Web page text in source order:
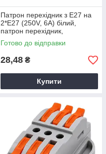
Патрон перехідник з E27 на
2*E27 (250V, 6A) білий,
патрон перехідник,
розгалужувач для лампи
Готово до відправки
28,48 ₴
Купити